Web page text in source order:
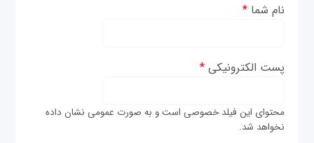
نام شما*
پست الکترونیکی*
محتوای این فیلد خصوصی است و به صورت عمومی نشان داده
نخواهد شد.